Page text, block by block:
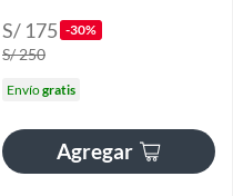
S/ 175 -30%
S/ 250
Envíogratis
Agregar